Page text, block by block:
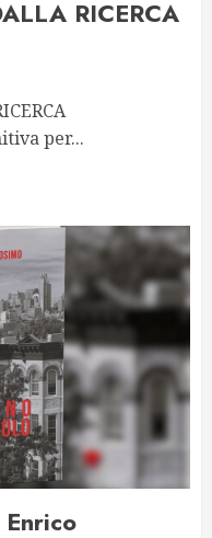
RICERCA
per...